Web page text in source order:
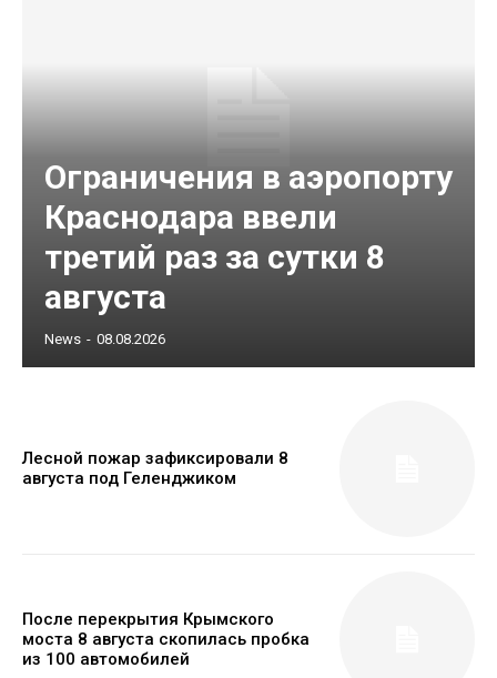
Ограничения в аэропорту
Краснодара ввели
третий раз за сутки 8
августа
News - 08.08.2026
Лесной пожар зафиксировали 8
августа под Геленджиком
После перекрытия Крымского
моста 8 августа скопилась пробка
из 100 автомобилей